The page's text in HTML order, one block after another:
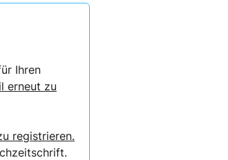
Ihren
erneut zu
registrieren.